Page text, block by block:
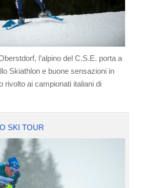
l’alpino del C.S.E. porta a
Skiathlon e buone sensazioni in
rivolto ai campionati italiani di
SKI TOUR